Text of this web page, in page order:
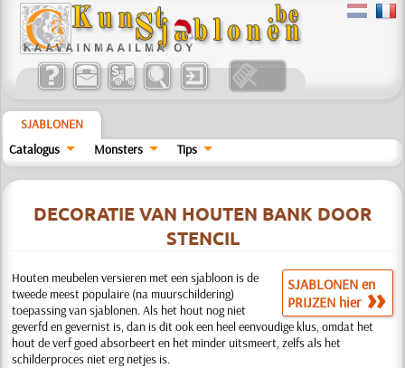
SJABLONEN
Catalogus
Monsters Tips
DECORATIE VAN HOUTEN BANK DOOR
STENCIL
SJABLONEN en
PRIJZEN hier
Houten meubelen versieren met een sjabloon is de
tweede meest populaire (na muurschildering)
toepassing van sjablonen. Als het hout nog niet
geverfd en gevernist is, dan is dit ook een heel eenvoudige klus, omdat het
hout de verf goed absorbeert en het minder uitsmeert, zelfs als het
schilderproces niet erg netjes is.